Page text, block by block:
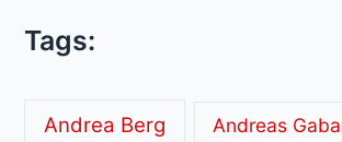
Tags:
Andrea Berg Andreas